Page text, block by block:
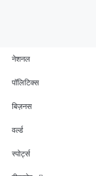
नेशनल
पॉलिटिक्स
बिज़नस
वर्ल्ड
स्पोर्ट्स